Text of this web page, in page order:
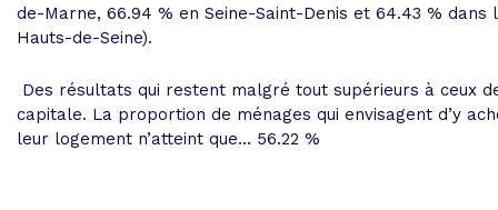
de-Marne, 66.94 % en Seine-Saint-Denis et 64.43 % dans
Hauts-de-Seine).
Des résultats qui restent malgré tout supérieurs à ceux
capitale. La proportion de ménages qui envisagent d’y
leur logement n’atteint que… 56.22 %